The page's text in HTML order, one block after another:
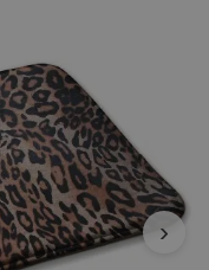
›